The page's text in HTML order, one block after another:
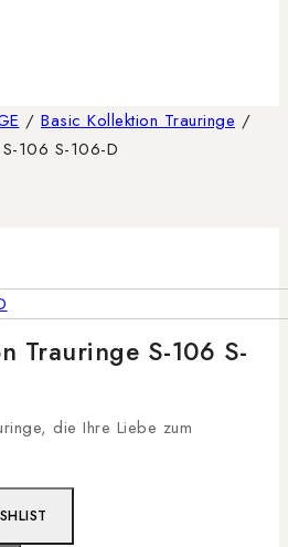
/ Basic Kollektion Trauringe /
106 S-106-D
Trauringe S-106 S-
die Ihre Liebe zum